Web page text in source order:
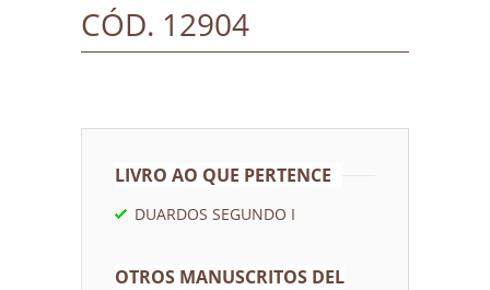
CÓD. 12904
LIVRO AO QUE PERTENCE
DUARDOS SEGUNDO I
OTROS MANUSCRITOS DEL